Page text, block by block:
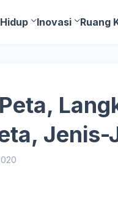
Inovasi Ruang
Jenis-